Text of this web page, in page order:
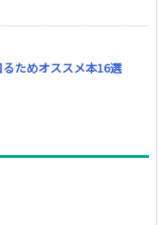
ためオススメ本16選